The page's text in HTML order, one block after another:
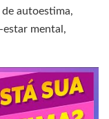
autoestima,
mental,